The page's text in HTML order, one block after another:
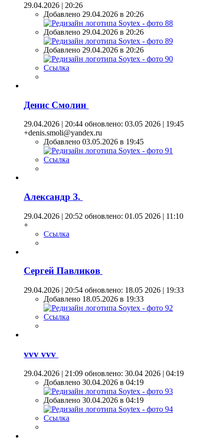
29.04.2026 | 20:26
Добавлено 29.04.2026 в 20:26
Добавлено 29.04.2026 в 20:26
Добавлено 29.04.2026 в 20:26
Ссылка
Денис Смолин
29.04.2026 | 20:44 обновлено: 03.05 2026 | 19:45
+denis.smoli@yandex.ru
Добавлено 03.05.2026 в 19:45
Ссылка
Александр З.
29.04.2026 | 20:52 обновлено: 01.05 2026 | 11:10
+
Ссылка
Сергей Павликов
29.04.2026 | 20:54 обновлено: 18.05 2026 | 19:33
Добавлено 18.05.2026 в 19:33
Ссылка
vvv vvv
29.04.2026 | 21:09 обновлено: 30.04 2026 | 04:19
Добавлено 30.04.2026 в 04:19
Добавлено 30.04.2026 в 04:19
Ссылка